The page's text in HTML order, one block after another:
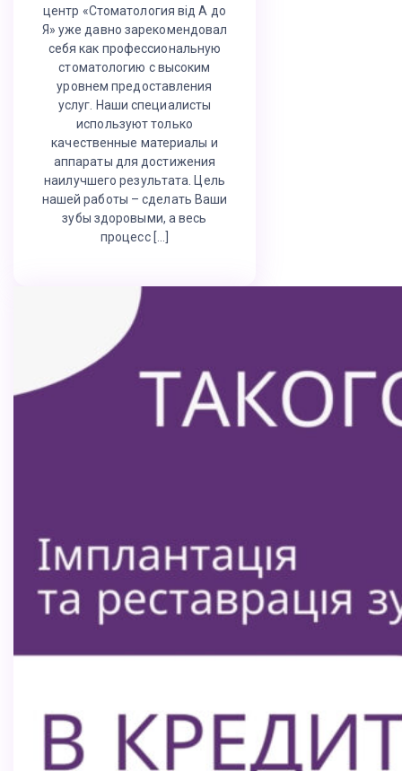
центр «Стоматология від А до
Я» уже давно зарекомендовал
себя как профессиональную
стоматологию с высоким
уровнем предоставления
услуг. Наши специалисты
используют только
качественные материалы и
аппараты для достижения
наилучшего результата. Цель
нашей работы – сделать Ваши
зубы здоровыми, а весь
процесс […]